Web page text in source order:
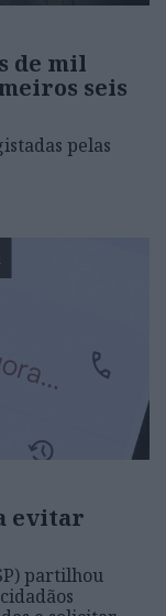
de mil
seis
pelas
evitar
partilhou